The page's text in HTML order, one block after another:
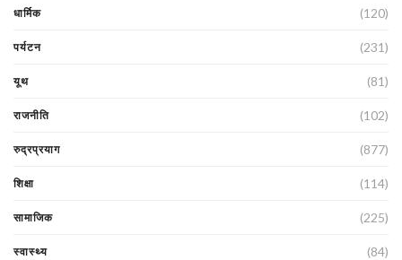
धार्मिक (120)
पर्यटन (231)
यूथ (81)
राजनीति (102)
रुद्रप्रयाग (877)
शिक्षा (114)
सामाजिक (225)
स्वास्थ्य (84)